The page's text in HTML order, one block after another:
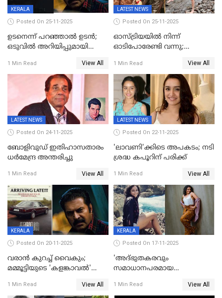
KERALA
Posted On 25-11-2025
ഉടനെന്ന് പറഞ്ഞാൽ ഉടൻ;
ഒടുവിൽ അറിയിപ്പുമായി
റിലീസ് തീയതി പുറത്ത്
1 Min Read View All
LATEST NEWS
Posted On 25-11-2025
ഓസ്ട്രിയയിൽ നിന്ന്
ഓടിപോരേണ്ടി വന്നു;
ശാരീരികമായും ഉപദ്രവിച്ചു;
ഭർത്താവിനെതിരെ 50 കോടി
രൂപ നഷ്ടപരിഹാരം
ആവശ്യപ്പെട്ട് മുൻ മിസ് ഇന്ത്യ
1 Min Read View All
LATEST NEWS
Posted On 24-11-2025
ബോളിവുഡ് ഇതിഹാസതാരം
ധർമേന്ദ്ര അന്തരിച്ചു
1 Min Read View All
LATEST NEWS
Posted On 22-11-2025
'ലാവണി'ക്കിടെ അപകടം; നടി
ശ്രദ്ധ കപൂറിന് പരിക്ക്
1 Min Read View All
KERALA
Posted On 20-11-2025
വരാൻ കുറച്ച് വൈകും;
മമ്മൂട്ടിയുടെ 'കളങ്കാവൽ'
1 Min Read View All
KERALA
Posted On 17-11-2025
'അദ്‌ഭുതകരവും
സമാധാനപരമായ
വിവാഹമോചിതയായെന്ന് മീര
1 Min Read View All